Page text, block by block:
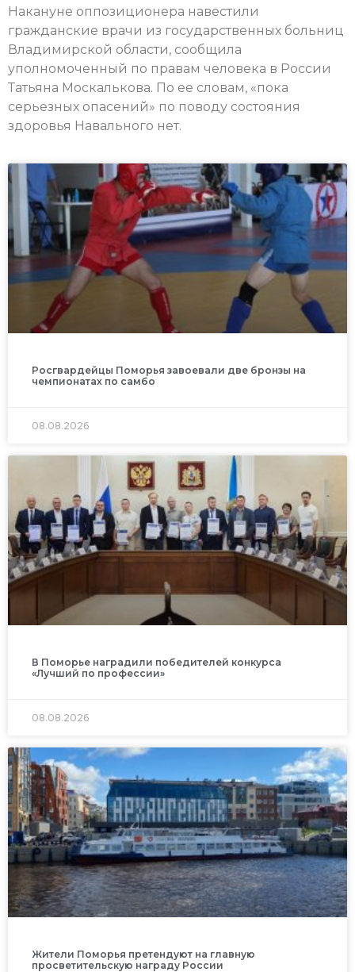
Накануне оппозиционера навестили
гражданские врачи из государственных больниц
Владимирской области, сообщила
уполномоченный по правам человека в России
Татьяна Москалькова. По ее словам, «пока
серьезных опасений» по поводу состояния
здоровья Навального нет.
Росгвардейцы Поморья завоевали две бронзы на
чемпионатах по самбо
08.08.2026
В Поморье наградили победителей конкурса
«Лучший по профессии»
08.08.2026
Жители Поморья претендуют на главную
просветительскую награду России